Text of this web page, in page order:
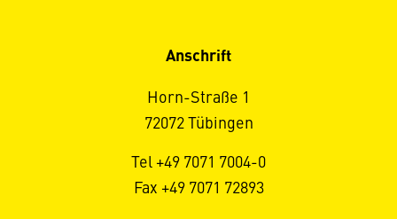
Anschrift
Horn-Straße 1
72072 Tübingen
Tel +49 7071 7004-0
Fax +49 7071 72893